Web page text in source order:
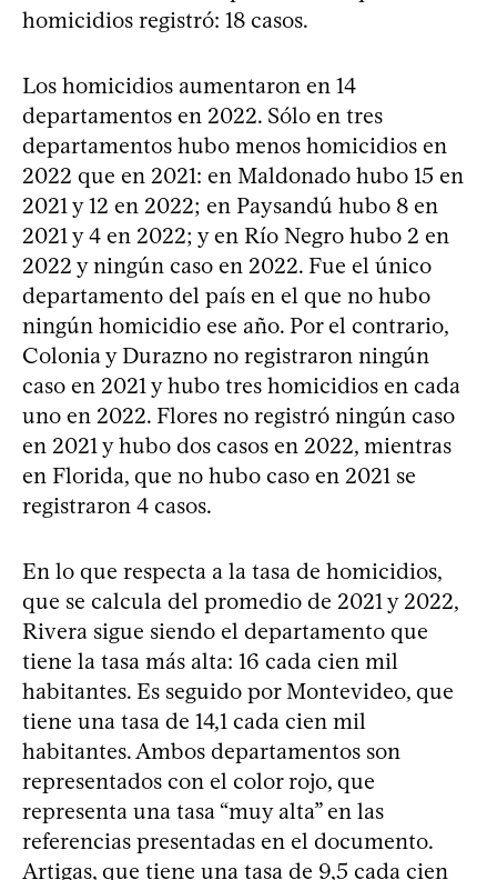
homicidios registró: 18 casos.
Los homicidios aumentaron en 14
departamentos en 2022. Sólo en tres
departamentos hubo menos homicidios en
2022 que en 2021: en Maldonado hubo 15 en
2021 y 12 en 2022; en Paysandú hubo 8 en
2021 y 4 en 2022; y en Río Negro hubo 2 en
2022 y ningún caso en 2022. Fue el único
departamento del país en el que no hubo
ningún homicidio ese año. Por el contrario,
Colonia y Durazno no registraron ningún
caso en 2021 y hubo tres homicidios en cada
uno en 2022. Flores no registró ningún caso
en 2021 y hubo dos casos en 2022, mientras
en Florida, que no hubo caso en 2021 se
registraron 4 casos.
En lo que respecta a la tasa de homicidios,
que se calcula del promedio de 2021 y 2022,
Rivera sigue siendo el departamento que
tiene la tasa más alta: 16 cada cien mil
habitantes. Es seguido por Montevideo, que
tiene una tasa de 14,1 cada cien mil
habitantes. Ambos departamentos son
representados con el color rojo, que
representa una tasa “muy alta” en las
referencias presentadas en el documento.
Artigas, que tiene una tasa de 9,5 cada cien